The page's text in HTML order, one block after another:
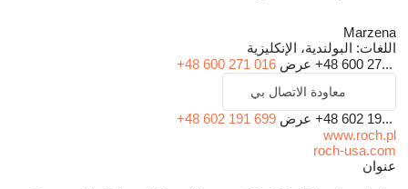
Marzena
اللغات: البولندية، الإنكليزية
+48 600 27... عرض +48 600 271 016
معاودة الاتصال بي
+48 602 19... عرض +48 602 191 699
www.roch.pl
roch-usa.com
عنوان